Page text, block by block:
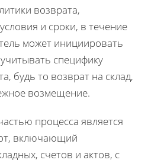
возврата,
и сроки, в течение
может инициировать
специфику
будь то возврат на склад,
возмещение.
процесса является
включающий
счетов и актов, с